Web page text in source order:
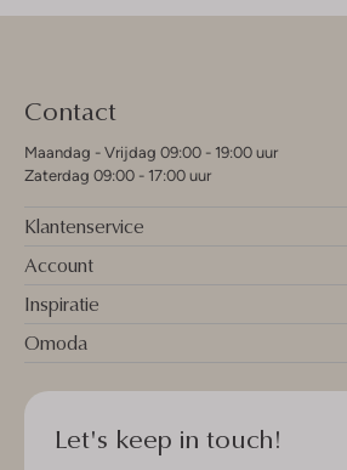
Contact
Maandag - Vrijdag 09:00 - 19:00 uur
Zaterdag 09:00 - 17:00 uur
Klantenservice
Account
Inspiratie
Omoda
Let's keep in touch!